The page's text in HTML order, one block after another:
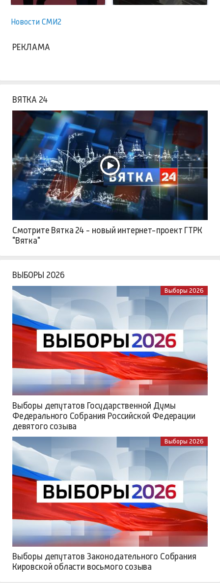
Новости СМИ2
РЕКЛАМА
ВЯТКА 24
Смотрите Вятка 24 - новый интернет-проект ГТРК
"Вятка"
ВЫБОРЫ 2026
Выборы 2026
Выборы депутатов Государственной Думы
Федерального Собрания Российской Федерации
девятого созыва
Выборы 2026
Выборы депутатов Законодательного Собрания
Кировской области восьмого созыва